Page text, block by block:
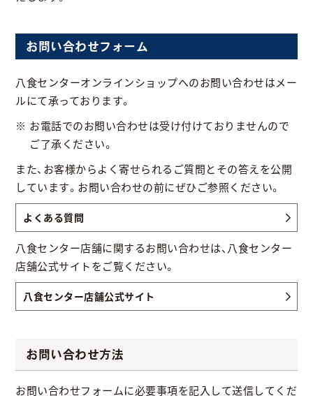
お問い合わせフォーム
八食センターオンラインショップへのお問い合わせはメー
ルにて承っております。
お電話でのお問い合わせは受け付けておりませんので
ご了承ください。
また、お客様からよく寄せられるご質問とその答えを公開
しています。お問い合わせの前にぜひご参照ください。
よくある質問
八食センター店舗に関するお問い合わせは、八食センター
店舗公式サイトをご覧ください。
八食センター店舗公式サイト
お問い合わせ方法
お問い合わせフォームに必要事項を記入して送信してくだ